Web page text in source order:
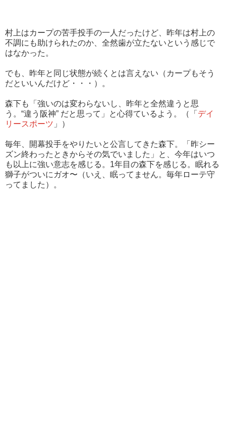
村上はカープの苦手投手の一人だったけど、昨年は村上の
不調にも助けられたのか、全然歯が立たないという感じで
はなかった。
でも、昨年と同じ状態が続くとは言えない（カープもそう
だといいんだけど・・・）。
森下も「強いのは変わらないし、昨年と全然違うと思
う。“違う阪神” だと思って」と心得ているよう。（「 デイ
リースポーツ 」）
毎年、開幕投手をやりたいと公言してきた森下。「昨シー
ズン終わったときからその気でいました」と、今年はいつ
も以上に強い意志を感じる。1年目の森下を感じる。眠れる
獅子がついにガオ〜（いえ、眠ってません。毎年ローテ守
ってました）。